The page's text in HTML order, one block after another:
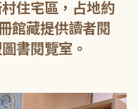
住宅區，占地約
館藏提供讀者閱
書閱覽室。